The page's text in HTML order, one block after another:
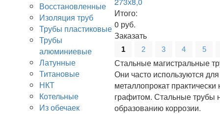
Восстановленные
Изоляция труб
Трубы пластиковые
Трубы
алюминиевые
Латунные
Титановые
НКТ
Котельные
Из обечаек
Итого:
0 руб.
Заказать
1 2 3 4 5
Стальные магистральные
Они часто используются
металлопрокат
графитом. Стальные трубы
образованию коррозии.